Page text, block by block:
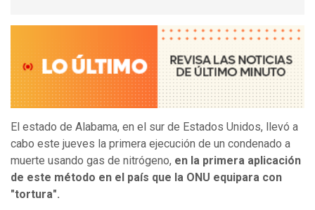
El estado de Alabama, en el sur de Estados Unidos, llevó a
cabo este jueves la primera ejecución de un condenado a
muerte usando gas de nitrógeno, en la primera aplicación
de este método en el país que la ONU equipara con
"tortura".